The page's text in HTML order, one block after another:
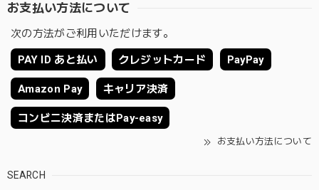
お支払い方法について
次の方法がご利用いただけます。
PAY ID あと払い クレジットカード PayPay
Amazon Pay キャリア決済
コンビニ決済またはPay-easy
お支払い方法について
SEARCH